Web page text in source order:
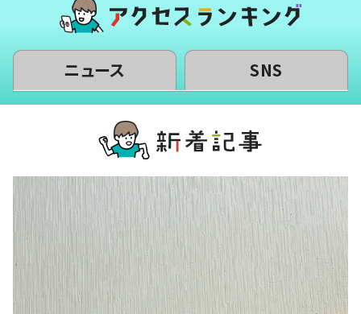
ニュース SNS